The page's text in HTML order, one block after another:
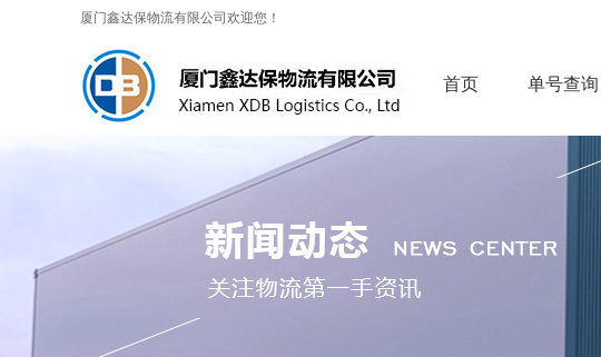
厦门鑫达保物流有限公司欢迎您！
首页 单号查询